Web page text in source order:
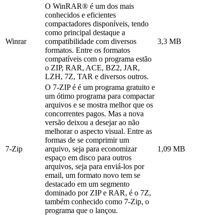
Winrar
O WinRAR® é um dos mais
conhecidos e eficientes
compactadores disponíveis, tendo
como principal destaque a
compatibilidade com diversos
formatos. Entre os formatos
compatíveis com o programa estão
o ZIP, RAR, ACE, BZ2, JAR,
LZH, 7Z, TAR e diversos outros.
3,3 MB
7-Zip
O 7-ZIP é é um programa gratuito e
um ótimo programa para compactar
arquivos e se mostra melhor que os
concorrentes pagos. Mas a nova
versão deixou a desejar ao não
melhorar o aspecto visual. Entre as
formas de se comprimir um
arquivo, seja para economizar
espaço em disco para outros
arquivos, seja para enviá-los por
email, um formato novo tem se
destacado em um segmento
dominado por ZIP e RAR, é o 7Z,
também conhecido como 7-Zip, o
programa que o lançou.
1,09 MB